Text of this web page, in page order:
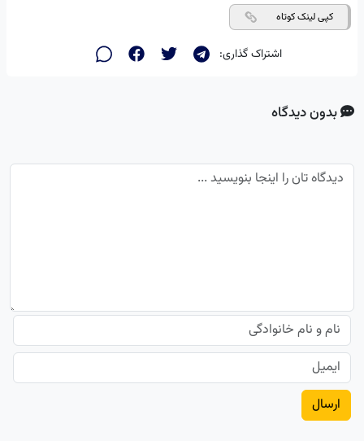
کپی لینک کوتاه
اشتراک گذاری:
بدون دیدگاه